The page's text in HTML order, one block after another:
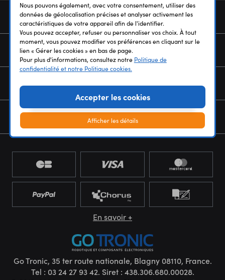
COMMANDE
SERVICES
NOUS CONNAÎTRE
NEWSLETTER
En savoir +
Go Tronic, 35 ter route nationale, Blagny 08110, France.
Tel : 03 24 27 93 42. Siret : 438.306.680.00028.
Nous pouvons également, avec votre consentement, utiliser des
données de géolocalisation précises et analyser activement les
caractéristiques de votre appareil afin de l'identifier.
Vous pouvez accepter, refuser ou personnaliser vos choix. À tout
moment, vous pouvez modifier vos préférences en cliquant sur le
lien « Gérer les cookies » en bas de page.
Pour plus d'informations, consultez notre Politique de
confidentialité et notre Politique cookies.
Accepter les cookies
Afficher les détails